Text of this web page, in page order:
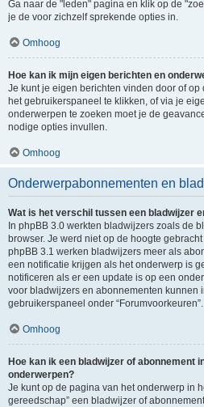
Ga naar de "leden" pagina en klik op de
je de voor zichzelf sprekende opties in.
Omhoog
Hoe kan ik mijn eigen berichten en
Je kunt je eigen berichten vinden door of
het gebruikerspaneel te klikken, of via je
onderwerpen te zoeken moet je de
nodige opties invullen.
Omhoog
Onderwerpabonnementen en
Wat is het verschil tussen een bladwijzer
In phpBB 3.0 werkten bladwijzers zoals de
browser. Je werd niet op de hoogte
phpBB 3.1 werken bladwijzers meer als
een notificatie krijgen als het onderwerp is
notificeren als er een update is op een
voor bladwijzers en abonnementen kunnen
gebruikerspaneel onder “Forumvoorkeuren”.
Omhoog
Hoe kan ik een bladwijzer of abonnement
onderwerpen?
Je kunt op de pagina van het onderwerp in
gereedschap” een bladwijzer of